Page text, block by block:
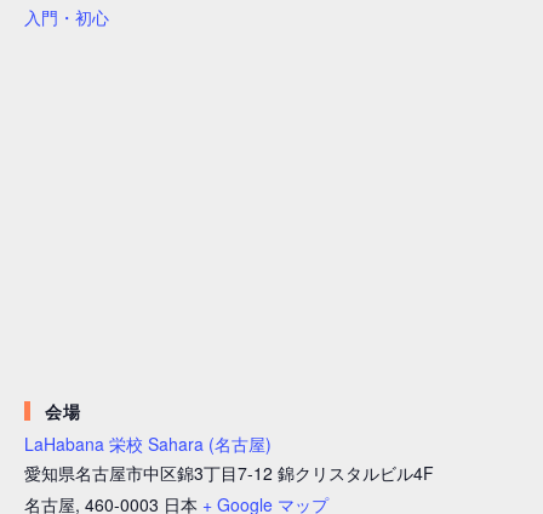
入門・初心
会場
LaHabana 栄校 Sahara (名古屋)
愛知県名古屋市中区錦3丁目7-12 錦クリスタルビル4F
名古屋, 460-0003 日本 + Google マップ